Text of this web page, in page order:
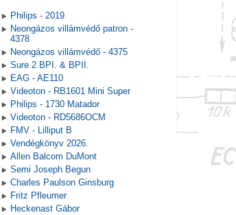
Philips - 2019
Neongázos villámvédő patron -
4378
Neongázos villámvédő - 4375
Sure 2 BPI. & BPII.
EAG - AE110
Videoton - RB1601 Mini Super
Philips - 1730 Matador
Videoton - RD5686OCM
FMV - Lilliput B
Vendégkönyv 2026.
Allen Balcom DuMont
Semi Joseph Begun
Charles Paulson Ginsburg
Fritz Pfleumer
Heckenast Gábor